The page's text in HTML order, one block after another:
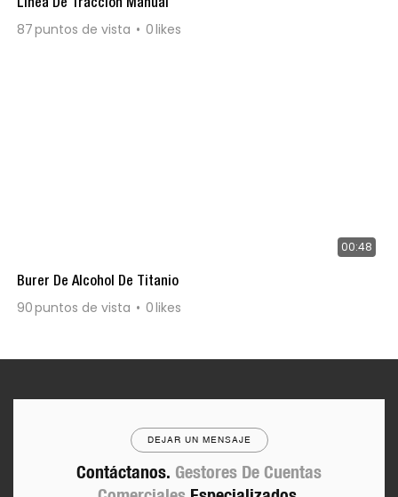
Línea De Tracción Manual
87puntos de vista 0likes
00:48
Burer De Alcohol De Titanio
90puntos de vista 0likes
DEJAR UN MENSAJE
Contáctanos. Gestores De Cuentas